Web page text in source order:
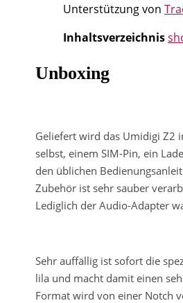
Unterstützung von
Inhaltsverzeichnis
Unboxing
Geliefert wird das Umidigi Z2
selbst, einem SIM-Pin, ein
den üblichen
Zubehör ist sehr sauber
Lediglich der Audio-Adapter
Sehr auffällig ist sofort die
lila und macht damit einen
Format wird von einer Notch